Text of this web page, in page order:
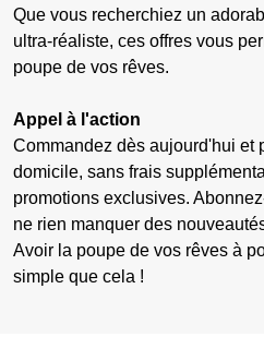
Que vous recherchiez un
ultra-réaliste, ces offres vous
poupe de vos rêves.
Appel à l'action
Commandez dès aujourd'hui et
domicile, sans frais
promotions exclusives.
ne rien manquer des
Avoir la poupe de vos rêves à
simple que cela !